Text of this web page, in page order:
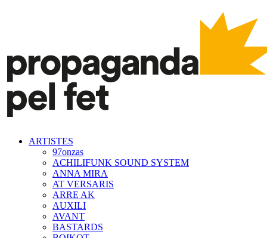
ARTISTES
97onzas
ACHILIFUNK SOUND SYSTEM
ANNA MIRA
AT VERSARIS
ARRE AK
AUXILI
AVANT
BASTARDS